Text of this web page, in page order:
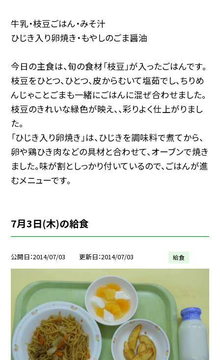
牛乳・枝豆ごはん・みそ汁
ひじき入り卵焼き・もやしのごま醤油
今日の主食は、旬の食材「枝豆」が入ったごはんです。
枝豆をひとつ、ひとつ、皮からむいて塩茹でし、ちりめ
んじゃことごまも一緒にごはんに混ぜ合わせました。
枝豆のきれいな緑色が映え、、彩りよく仕上がりまし
た。
「ひじき入り卵焼き」は、ひじきを調味料で煮てから、
卵や鶏ひき肉などの具材と合わせて、オーブンで焼き
ました。味が割としっかり付いているので、ごはんが進
むメニューです。
7月3日(木)の給食
公開日 2014/07/03 更新日 2014/07/03 給食